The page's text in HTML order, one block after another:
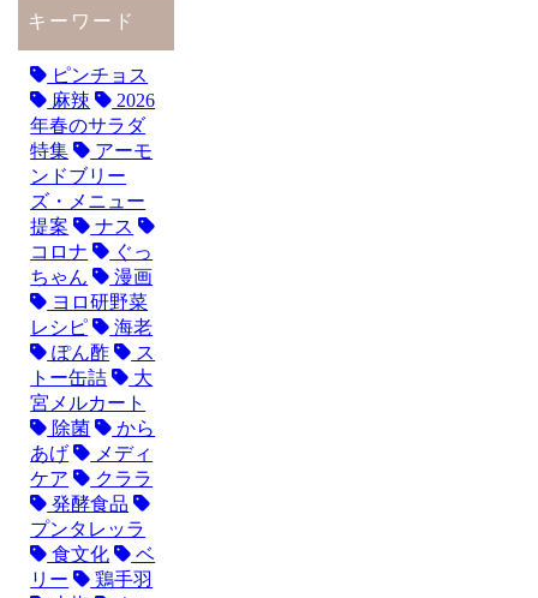
キーワード
ピンチョス
麻辣
2026
年春のサラダ
特集
アーモ
ンドブリー
ズ・メニュー
提案
ナス
コロナ
ぐっ
ちゃん
漫画
ヨロ研野菜
レシピ
海老
ぽん酢
ス
トー缶詰
大
宮メルカート
除菌
から
あげ
メディ
ケア
クララ
発酵食品
プンタレッラ
食文化
ベ
リー
鶏手羽